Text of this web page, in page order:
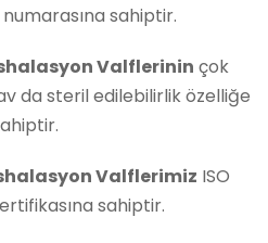
sahiptir.
Valflerinin çok
da steril edilebilirlik özelliğe
Valflerimiz ISO
sahiptir.